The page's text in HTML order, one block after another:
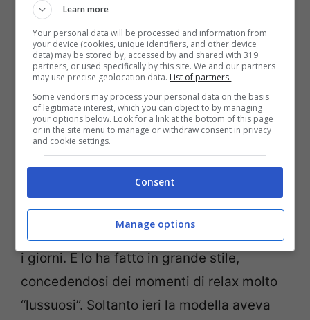
Asia Valente a Tenerife (Foto Instagram)
Dopo l’esperienza nella villa de
secchione, la brillanteAsia Valenteè
tornata finalmente a godersi la vita di tutti
i giorni. E lo ha fatto in grande stile,
concedendosi dei momenti di relax molto
“lussuosi”. Soltanto ieri la modella aveva
Learn more
Your personal data will be processed and information from
your device (cookies, unique identifiers, and other device
data) may be stored by, accessed by and shared with 319
partners, or used specifically by this site. We and our partners
may use precise geolocation data. List of partners.
Some vendors may process your personal data on the basis
of legitimate interest, which you can object to by managing
your options below. Look for a link at the bottom of this page
or in the site menu to manage or withdraw consent in privacy
and cookie settings.
Consent
Manage options